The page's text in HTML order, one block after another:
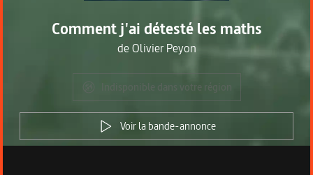
Comment j'ai détesté les maths
deOlivier Peyon
Voir la bande-annonce